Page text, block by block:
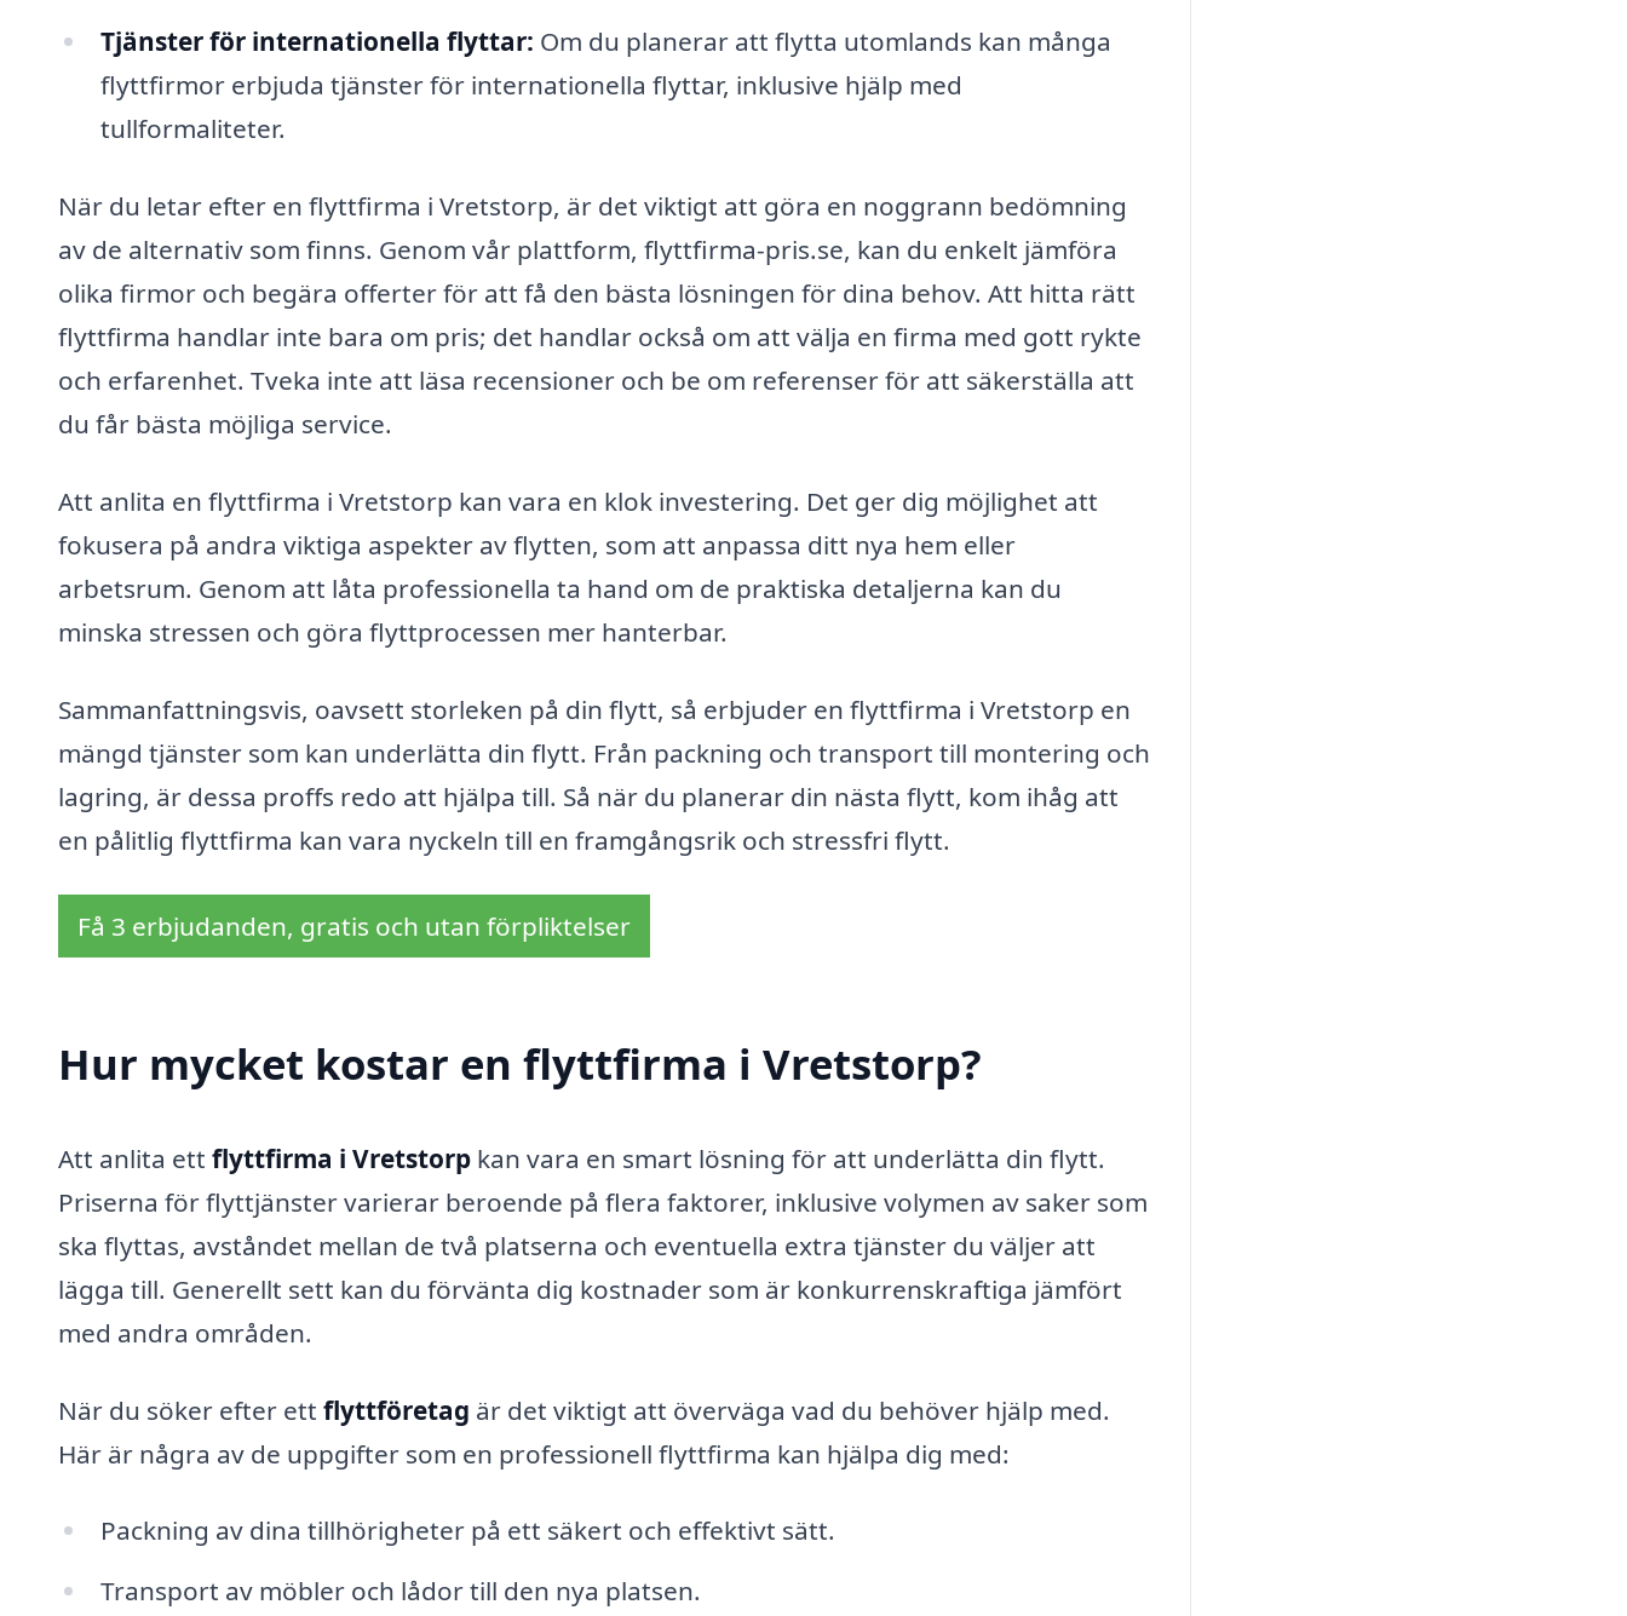
Tjänster för internationella flyttar: Om du planerar att flytta utomlands kan många
flyttfirmor erbjuda tjänster för internationella flyttar, inklusive hjälp med
tullformaliteter.
När du letar efter en flyttfirma i Vretstorp, är det viktigt att göra en noggrann bedömning
av de alternativ som finns. Genom vår plattform, flyttfirma-pris.se, kan du enkelt jämföra
olika firmor och begära offerter för att få den bästa lösningen för dina behov. Att hitta rätt
flyttfirma handlar inte bara om pris; det handlar också om att välja en firma med gott rykte
och erfarenhet. Tveka inte att läsa recensioner och be om referenser för att säkerställa att
du får bästa möjliga service.
Att anlita en flyttfirma i Vretstorp kan vara en klok investering. Det ger dig möjlighet att
fokusera på andra viktiga aspekter av flytten, som att anpassa ditt nya hem eller
arbetsrum. Genom att låta professionella ta hand om de praktiska detaljerna kan du
minska stressen och göra flyttprocessen mer hanterbar.
Sammanfattningsvis, oavsett storleken på din flytt, så erbjuder en flyttfirma i Vretstorp en
mängd tjänster som kan underlätta din flytt. Från packning och transport till montering och
lagring, är dessa proffs redo att hjälpa till. Så när du planerar din nästa flytt, kom ihåg att
en pålitlig flyttfirma kan vara nyckeln till en framgångsrik och stressfri flytt.
Få 3 erbjudanden, gratis och utan förpliktelser
Hur mycket kostar en flyttfirma i Vretstorp?
Att anlita ett flyttfirma i Vretstorp kan vara en smart lösning för att underlätta din flytt.
Priserna för flyttjänster varierar beroende på flera faktorer, inklusive volymen av saker som
ska flyttas, avståndet mellan de två platserna och eventuella extra tjänster du väljer att
lägga till. Generellt sett kan du förvänta dig kostnader som är konkurrenskraftiga jämfört
med andra områden.
När du söker efter ett flyttföretag är det viktigt att överväga vad du behöver hjälp med.
Här är några av de uppgifter som en professionell flyttfirma kan hjälpa dig med:
Packning av dina tillhörigheter på ett säkert och effektivt sätt.
Transport av möbler och lådor till den nya platsen.